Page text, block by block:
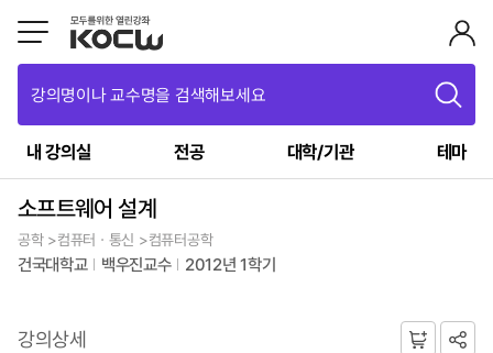
강의명이나 교수명을 검색해보세요
내 강의실 전공 대학/기관 테마
소프트웨어 설계
공학 >컴퓨터ㆍ통신 >컴퓨터공학
건국대학교 백우진교수 2012년 1학기
강의상세